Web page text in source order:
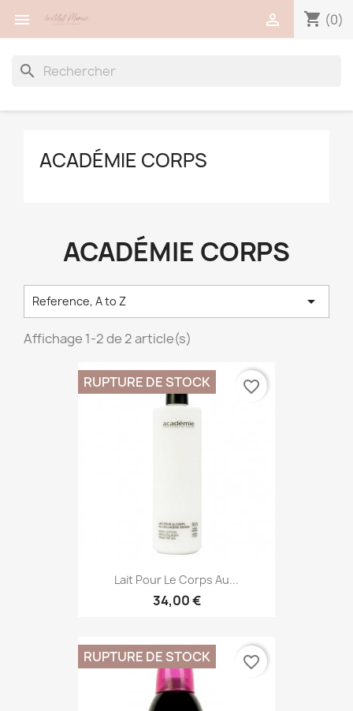
 shopping_cart (0)

search
ACADÉMIE CORPS
ACADÉMIE CORPS
Reference, A to Z 
Affichage 1-2 de 2 article(s)
Lait Pour Le Corps Au...
34,00 €
RUPTURE DE STOCK favorite_border
RUPTURE DE STOCK favorite_border